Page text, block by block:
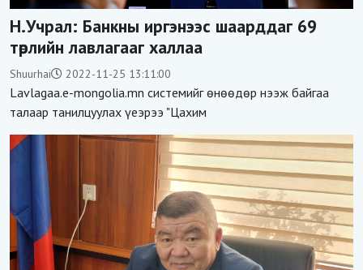
Н.Учрал: Банкны иргэнээс шаарддаг 69
төрлийн лавлагааг халлаа
Shuurhai 2022-11-25 13:11:00
Lavlagaa.e-mongolia.mn системийг өнөөдөр нээж байгаа
талаар танилцуулах үеэрээ "Цахим